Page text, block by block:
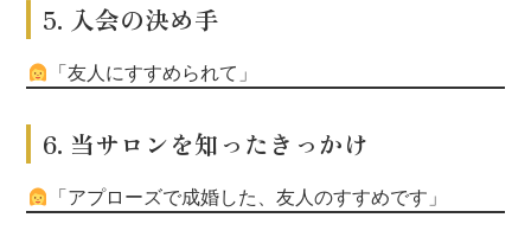
5. 入会の決め手
「友人にすすめられて」
6. 当サロンを知ったきっかけ
「アプローズで成婚した、友人のすすめです」